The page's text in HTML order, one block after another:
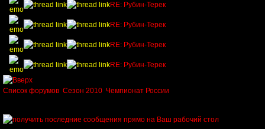
RE: Рубин-Терек
RE: Рубин-Терек
RE: Рубин-Терек
RE: Рубин-Терек
Список форумов Сезон 2010 Чемпионат России